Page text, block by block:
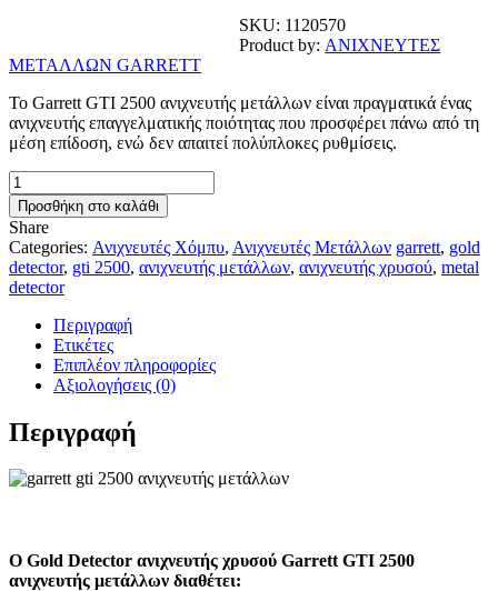
SKU: 1120570
Product by: ΑΝΙΧΝΕΥΤΕΣ
ΜΕΤΑΛΛΩΝ GARRETT
Το Garrett GTI 2500 ανιχνευτής μετάλλων είναι πραγματικά ένας
ανιχνευτής επαγγελματικής ποιότητας που προσφέρει πάνω από τη
μέση επίδοση, ενώ δεν απαιτεί πολύπλοκες ρυθμίσεις.
Garrett
GTI™
2500
ποσότητα
Προσθήκη στο καλάθι
Share
Categories: Ανιχνευτές Χόμπυ, Ανιχνευτές Μετάλλων garrett, gold
detector, gti 2500, ανιχνευτής μετάλλων, ανιχνευτής χρυσού, metal
detector
Περιγραφή
Ετικέτες
Επιπλέον πληροφορίες
Αξιολογήσεις (0)
Περιγραφή
Ο Gold Detector ανιχνευτής χρυσού Garrett GTI 2500
ανιχνευτής μετάλλων διαθέτει: